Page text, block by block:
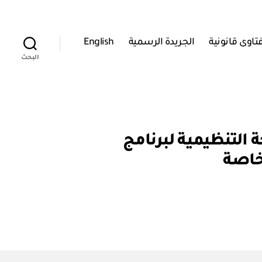
قانونية الجريدة الرسمية English
البحث
١٥٧ / ٢٠١٨ بإصدار اللائحة التنظيمية لبرنامج